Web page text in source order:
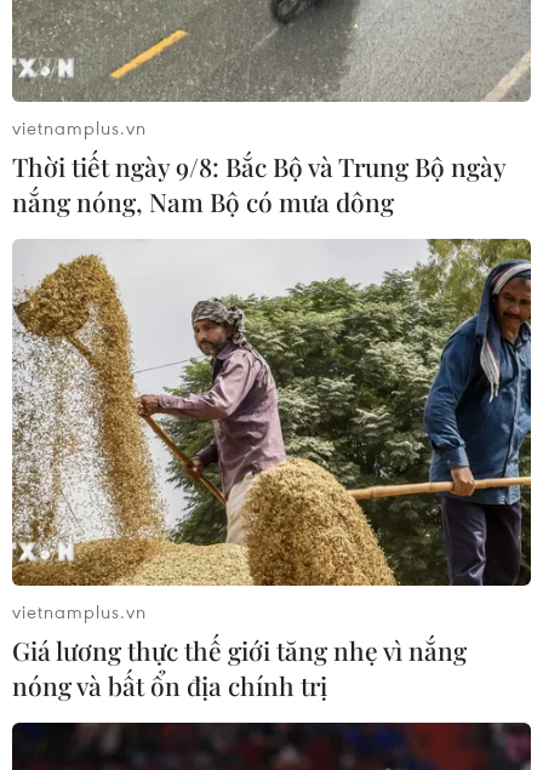
Trượt giảm mạnh, thương hiệu SJC ''bốc
hơi'' 600.000 đồng mỗi lượng
09/01/2020 02:46
Giá vàng SJC quay đầu giảm 600.000 đồng mỗi lượng
ngay khi mở cửa giao dịch ngày 9/1. Cùng lúc, thương
hiệu vàng Rồng Thăng Long cũng lao dốc.
vietnamplus.vn
Thời tiết ngày 9/8: Bắc Bộ và Trung Bộ ngày
nắng nóng, Nam Bộ có mưa dông
vietnamplus.vn
Giá lương thực thế giới tăng nhẹ vì nắng
nóng và bất ổn địa chính trị